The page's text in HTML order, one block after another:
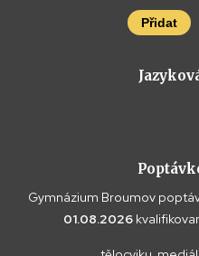
Přidat
Gymnázium Broumov
01.08.2026